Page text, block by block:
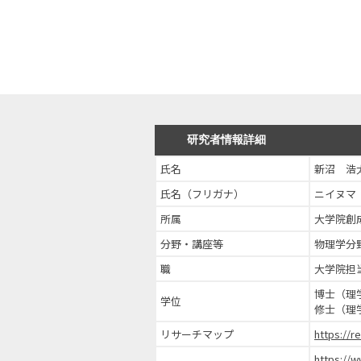
研究者情報詳細
氏名
新沼 浩
氏名（フリガナ）
ニイヌ
所属
大学院創
分野・講座等
物理学分
職
大学院担
学位
博士（理
修士（理
リサーチマップ
https://